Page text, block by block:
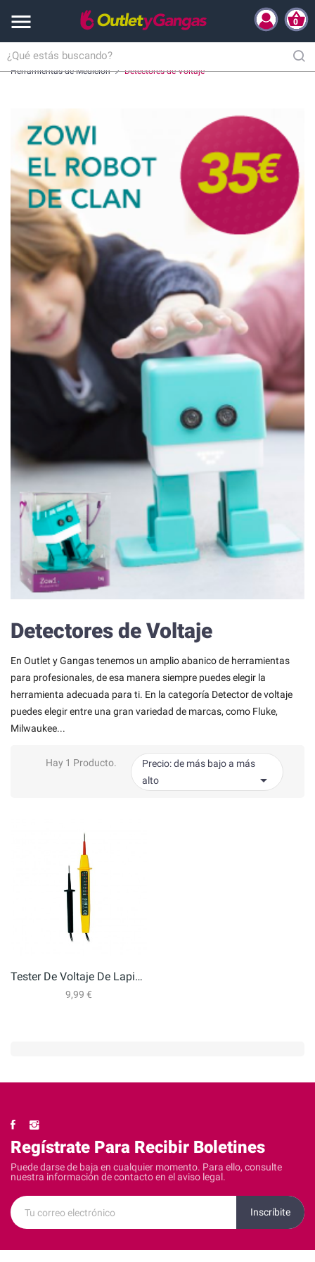
 0
Inicio Hogar y Complementos
Herramientas de Medición
Detectores de Voltaje
Detectores de Voltaje
En Outlet y Gangas tenemos un amplio abanico de herramientas
para profesionales, de esa manera siempre puedes elegir la
herramienta adecuada para ti. En la categoría Detector de voltaje
puedes elegir entre una gran variedad de marcas, como Fluke,
Milwaukee...
Hay 1 Producto.
Precio: de más bajo a más
alto

Tester De Voltaje De Lapiz Onlex
9,99 €
Regístrate Para Recibir Boletines
Puede darse de baja en cualquier momento. Para ello, consulte
nuestra información de contacto en el aviso legal.